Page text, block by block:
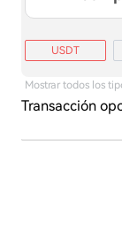
USDT
TRX
Mostrar todos los
Transacción